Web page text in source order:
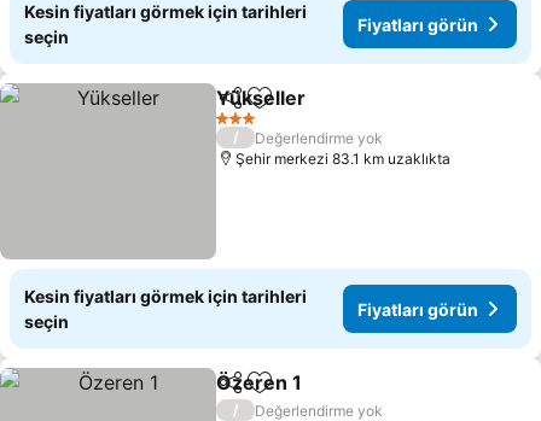
Kesin fiyatları görmek için tarihleri
seçin
Fiyatları görün
PaylaşFavorilerime ekle
Yükseller
3 Yıldız
/
Değerlendirme yok
Şehir merkezi 83.1 km uzaklıkta
Kesin fiyatları görmek için tarihleri
seçin
Fiyatları görün
PaylaşFavorilerime ekle
Özeren 1
/
Değerlendirme yok